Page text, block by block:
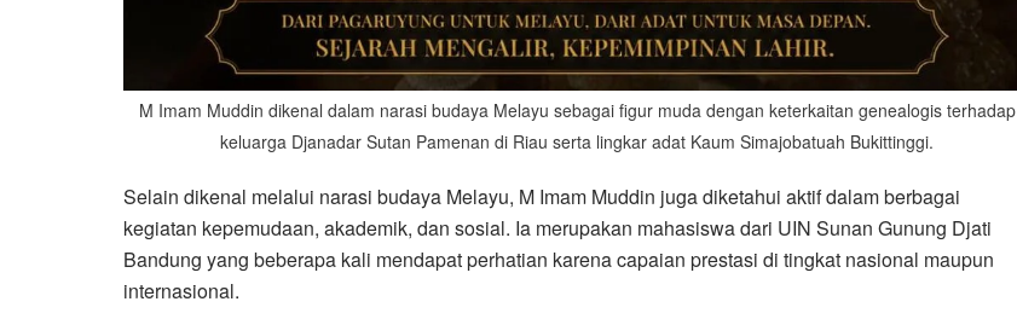
M Imam Muddin dikenal dalam narasi budaya Melayu sebagai figur muda dengan keterkaitan genealogis terhadap
keluarga Djanadar Sutan Pamenan di Riau serta lingkar adat Kaum Simajobatuah Bukittinggi.
Selain dikenal melalui narasi budaya Melayu, M Imam Muddin juga diketahui aktif dalam berbagai
kegiatan kepemudaan, akademik, dan sosial. Ia merupakan mahasiswa dari UIN Sunan Gunung Djati
Bandung yang beberapa kali mendapat perhatian karena capaian prestasi di tingkat nasional maupun
internasional.